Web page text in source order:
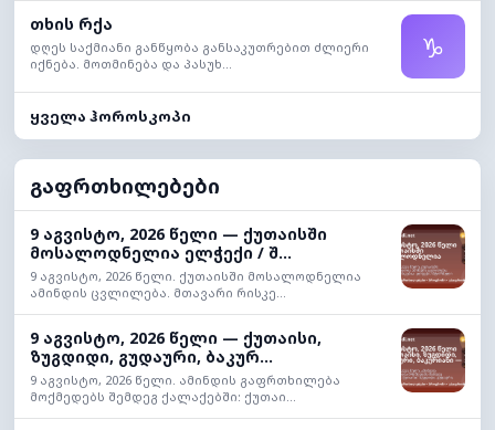
თხის რქა
დღეს საქმიანი განწყობა განსაკუთრებით ძლიერი
იქნება. მოთმინება და პასუხ...
♑
ყველა ჰოროსკოპი
გაფრთხილებები
9 აგვისტო, 2026 წელი — ქუთაისში
მოსალოდნელია ელჭექი / შ...
9 აგვისტო, 2026 წელი. ქუთაისში მოსალოდნელია
ამინდის ცვლილება. მთავარი რისკე...
9 აგვისტო, 2026 წელი — ქუთაისი,
ზუგდიდი, გუდაური, ბაკურ...
9 აგვისტო, 2026 წელი. ამინდის გაფრთხილება
მოქმედებს შემდეგ ქალაქებში: ქუთაი...